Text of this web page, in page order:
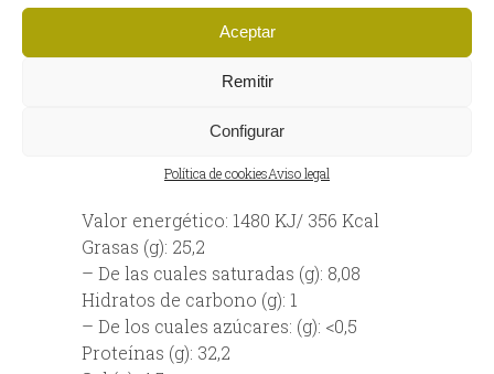
Aceptar
Remitir
Configurar
Política de cookiesAviso legal
SIN CONSERVANTES SIN ADITIVOS
INGREDIENTES
VALORES NUTRICIONALES (EN
Valor energético: 1480 KJ/ 356 Kcal
Grasas (g): 25,2
– De las cuales saturadas (g): 8,08
Hidratos de carbono (g): 1
– De los cuales azúcares: (g): <0,5
Proteínas (g): 32,2